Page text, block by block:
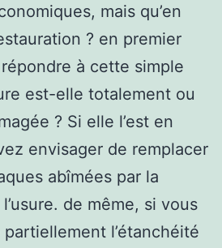
mais qu’en
? en premier
à cette simple
est-elle totalement ou
? Si elle l’est en
envisager de remplacer
abîmées par la
de même, si vous
l’étanchéité